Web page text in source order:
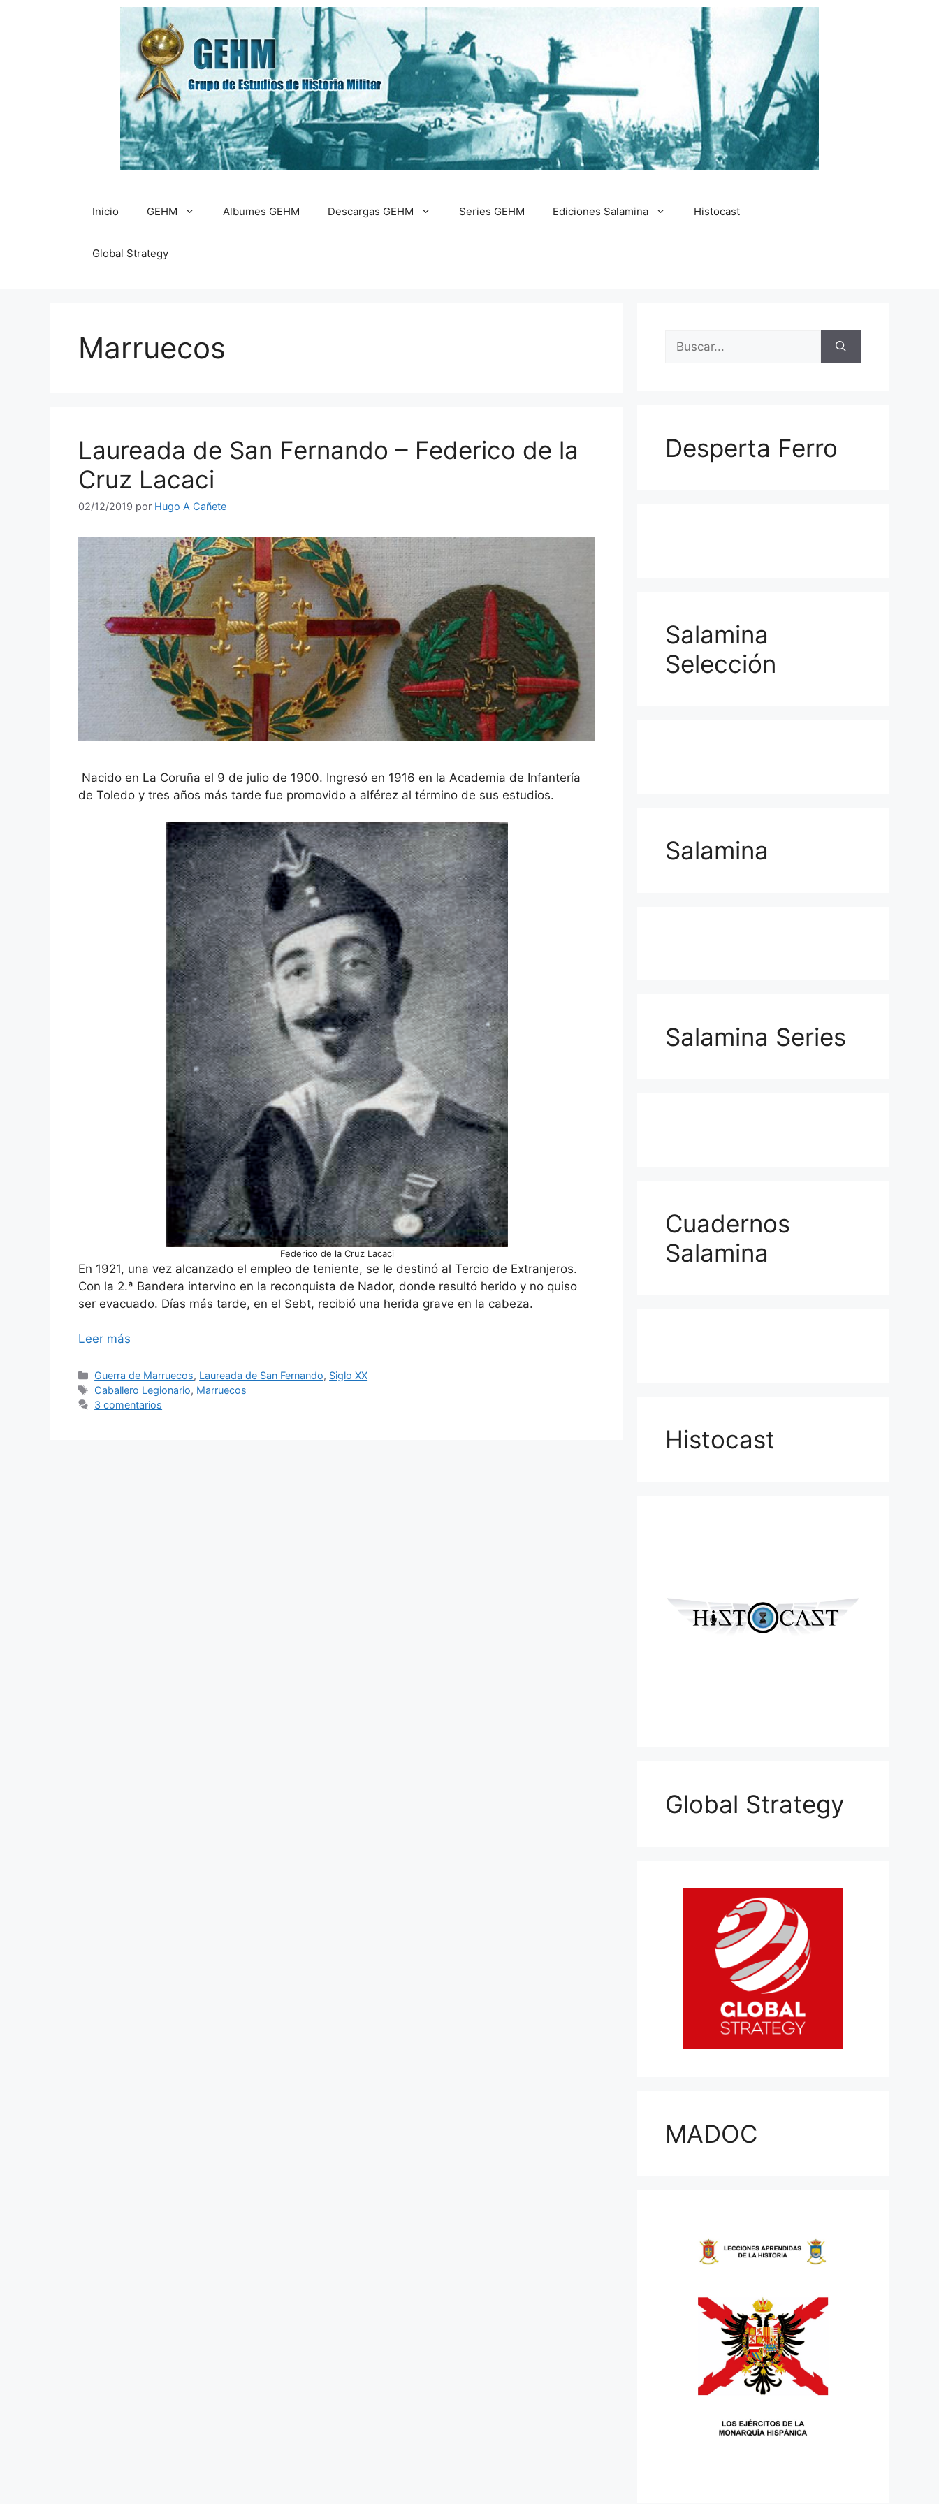
Inicio GEHM Albumes GEHM Descargas GEHM Series GEHM Ediciones Salamina Histocast
Global Strategy
Marruecos
Laureada de San Fernando – Federico de la
Cruz Lacaci
02/12/2019 por Hugo A Cañete
Nacido en La Coruña el 9 de julio de 1900. Ingresó en 1916 en la Academia de Infantería
de Toledo y tres años más tarde fue promovido a alférez al término de sus estudios.
Federico de la Cruz Lacaci
En 1921, una vez alcanzado el empleo de teniente, se le destinó al Tercio de Extranjeros.
Con la 2.ª Bandera intervino en la reconquista de Nador, donde resultó herido y no quiso
ser evacuado. Días más tarde, en el Sebt, recibió una herida grave en la cabeza.
Leer más
Categorías
Guerra de Marruecos, Laureada de San Fernando, Siglo XX
Etiquetas
Caballero Legionario, Marruecos
3 comentarios
Buscar:
Desperta Ferro
Salamina
Selección
Salamina
Salamina Series
Cuadernos
Salamina
Histocast
Global Strategy
MADOC